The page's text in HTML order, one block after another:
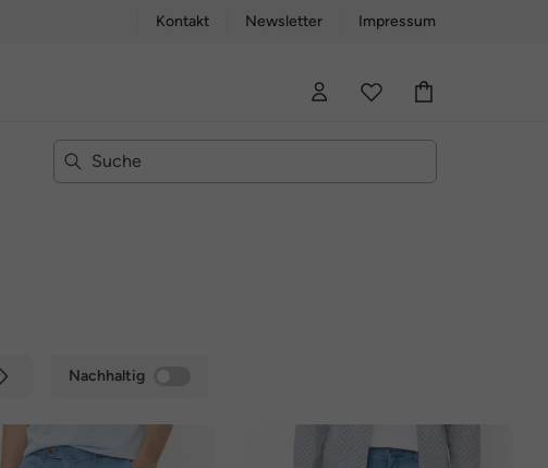
Kontakt Newsletter Impressum
Nachhaltig